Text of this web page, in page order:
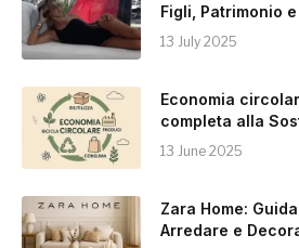
Figli, Patrimonio
13 July 2025
Economia
completa alla
13 June 2025
Zara Home:
Arredare e